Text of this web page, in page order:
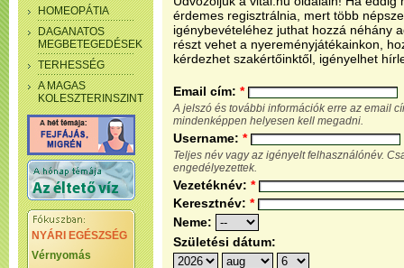
HOMEOPÁTIA
DAGANATOS
MEGBETEGEDÉSEK
TERHESSÉG
A MAGAS
KOLESZTERINSZINT
NYÁRI EGÉSZSÉG
Vérnyomás
érdemes regisztrálnia, mert több
igénybevételéhez juthat hozzá néhány
részt vehet a nyereményjátékainkon,
kérdezhet szakértőinktől, igényelhet
Email cím: *
A jelszó és további információk erre az email
mindenképpen helyesen kell megadni.
Username: *
Teljes név vagy az igényelt felhasználónév.
engedélyezettek.
Vezetéknév: *
Keresztnév: *
Neme:
Születési dátum: